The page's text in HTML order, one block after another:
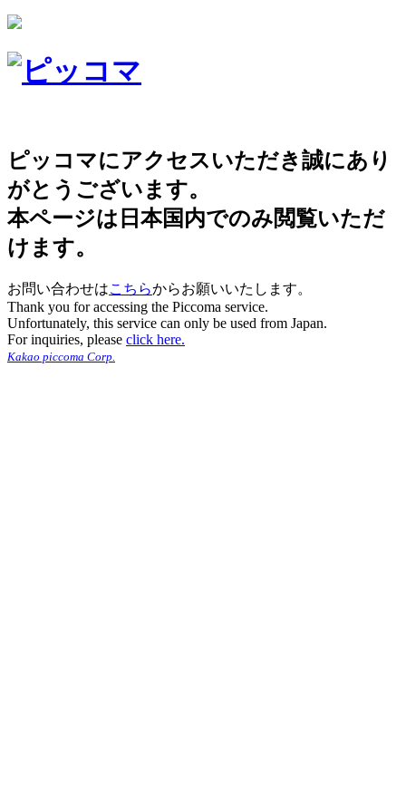
ピッコマにアクセスいただき誠にあり
がとうございます。
本ページは日本国内でのみ閲覧いただ
けます。
お問い合わせはこちらからお願いいたします。
Thank you for accessing the Piccoma service.
Unfortunately, this service can only be used from Japan.
For inquiries, please click here.
Kakao piccoma Corp.